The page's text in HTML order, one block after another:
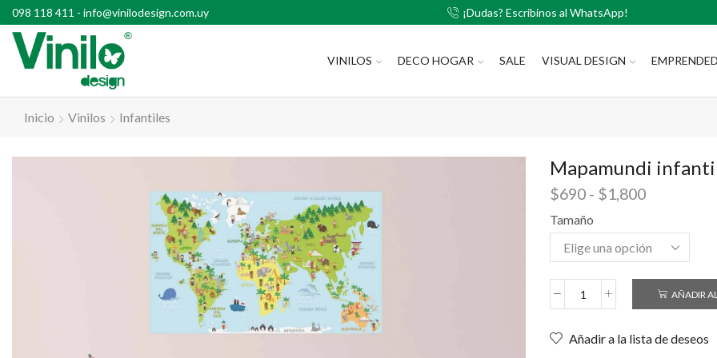
098 118 411 - info@vinilodesign.com.uy
con compras superiores a $2500 ¡Dudas? Escribinos al WhatsApp!
VINILOS DECO HOGAR SALE VISUAL DESIGN
Inicio Vinilos Infantiles
Mapamundi
$690 - $1,800
Tamaño
AÑADIR
Añadir a la lista de deseos